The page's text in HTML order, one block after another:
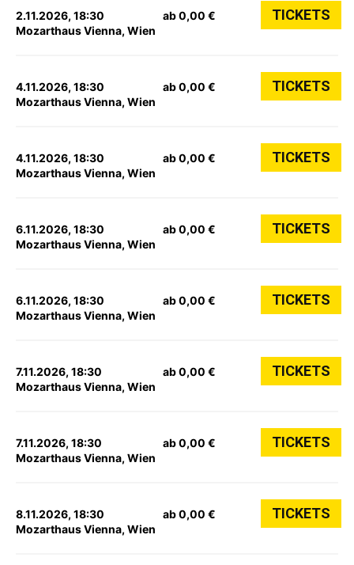
2.11.2026, 18:30
Mozarthaus Vienna, Wien
ab 0,00 € TICKETS
4.11.2026, 18:30
Mozarthaus Vienna, Wien
ab 0,00 € TICKETS
4.11.2026, 18:30
Mozarthaus Vienna, Wien
ab 0,00 € TICKETS
6.11.2026, 18:30
Mozarthaus Vienna, Wien
ab 0,00 € TICKETS
6.11.2026, 18:30
Mozarthaus Vienna, Wien
ab 0,00 € TICKETS
7.11.2026, 18:30
Mozarthaus Vienna, Wien
ab 0,00 € TICKETS
7.11.2026, 18:30
Mozarthaus Vienna, Wien
ab 0,00 € TICKETS
8.11.2026, 18:30
Mozarthaus Vienna, Wien
ab 0,00 € TICKETS